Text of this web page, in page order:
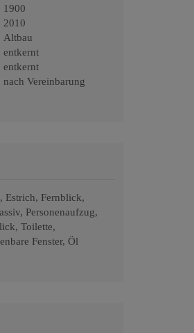
1900
2010
Altbau
entkernt
entkernt
nach Vereinbarung
Estrich
Fernblick
Personenaufzug
Toilette
Fenster Öl